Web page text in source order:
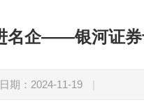
名企——银河证券
日期：2024-11-19 |